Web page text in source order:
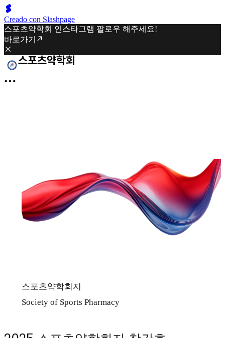
Creado con Slashpage
스포츠약학회 인스타그램 팔로우 해주세요!
바로가기
스포츠약학회지
Society of Sports Pharmacy